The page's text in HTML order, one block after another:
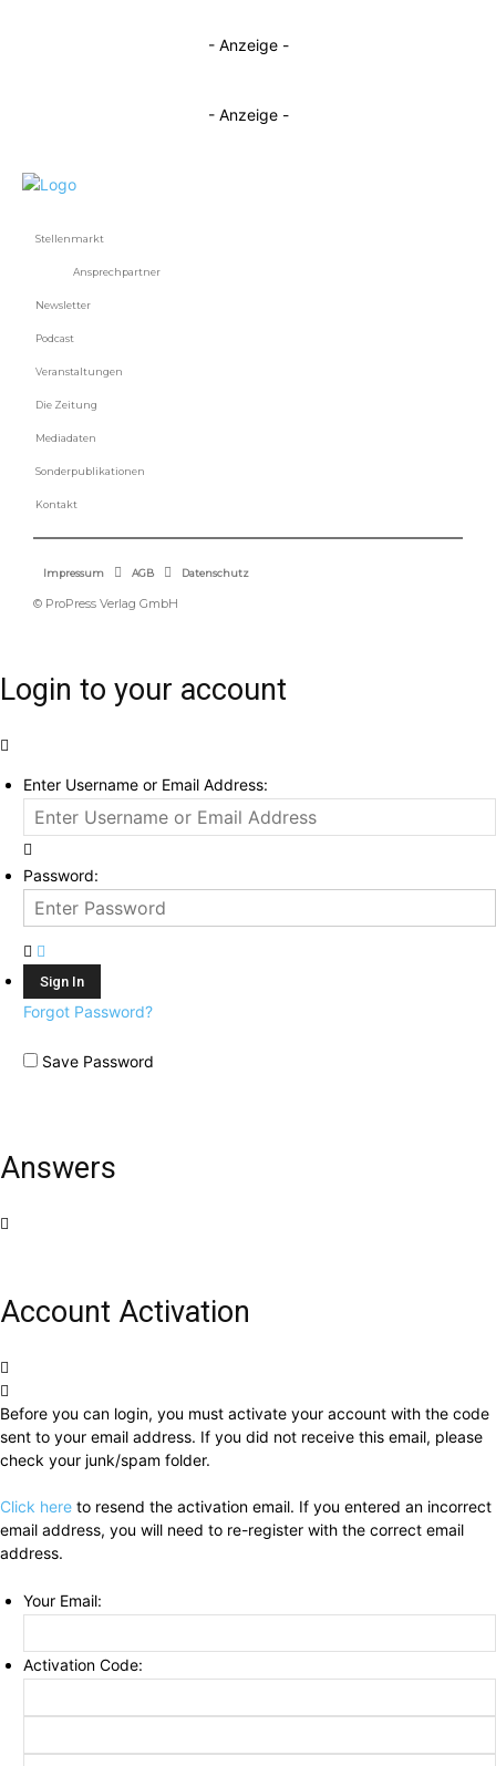
- Anzeige -
- Anzeige -
Stellenmarkt
Ansprechpartner
Newsletter
Podcast
Veranstaltungen
Die Zeitung
Mediadaten
Sonderpublikationen
Kontakt
Impressum AGB Datenschutz
© ProPress Verlag GmbH
Login to your account
Enter Username or Email Address:
Password:
Forgot Password?
Save Password
Answers
Account Activation
Before you can login, you must activate your account with the code
sent to your email address. If you did not receive this email, please
check your junk/spam folder.
Click here to resend the activation email. If you entered an incorrect
email address, you will need to re-register with the correct email
address.
Your Email:
Activation Code: